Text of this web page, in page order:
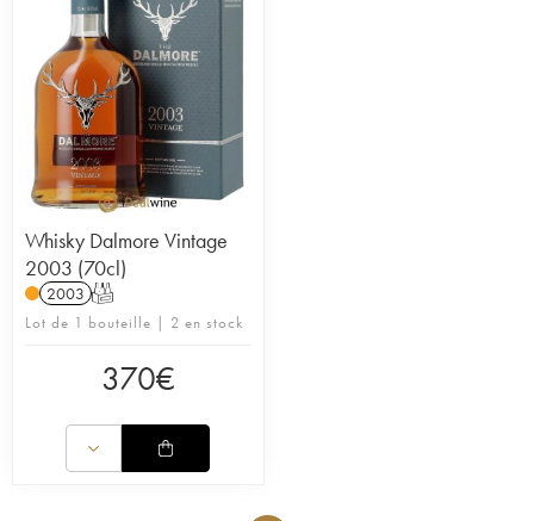
Whisky Dalmore Vintage
2003 (70cl)
2003 T
Lot de 1 bouteille | 2 en stock
370€